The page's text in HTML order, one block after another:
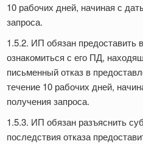
10 рабочих дней, начиная с
запроса.
1.5.2. ИП обязан предоставить
ознакомиться с его ПД,
письменный отказ в
течение 10 рабочих дней,
получения запроса.
1.5.3. ИП обязан разъяснить
последствия отказа